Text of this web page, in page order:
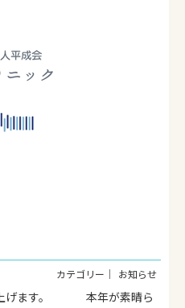
お知らせ
上げます。 本年が素晴ら